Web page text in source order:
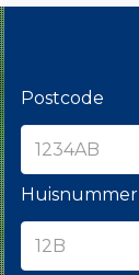
Postcode
Huisnummer